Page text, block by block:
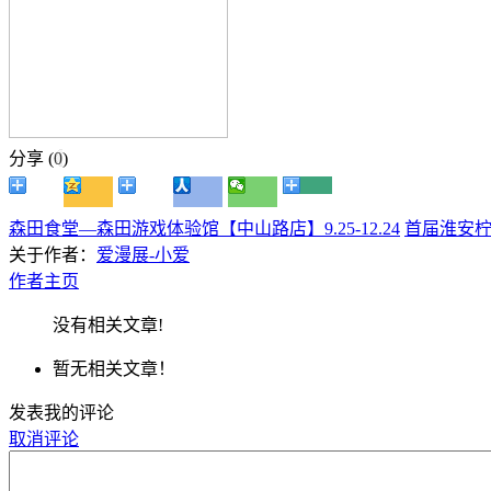
分享 (0)
森田食堂—森田游戏体验馆【中山路店】9.25-12.24 首届淮安
关于作者： 爱漫展-小爱
作者主页
没有相关文章!
暂无相关文章！
发表我的评论
取消评论